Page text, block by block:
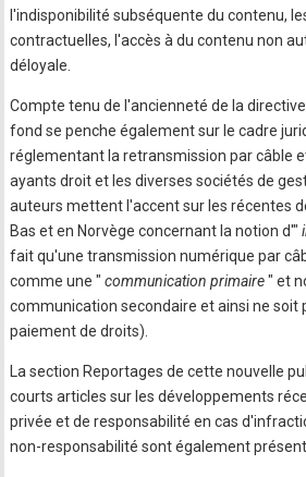
l'indisponibilité subséquente du contenu,
contractuelles, l'accès à du contenu non
déloyale.
Compte tenu de l'ancienneté de la
fond se penche également sur le cadre
réglementant la retransmission par câble
ayants droit et les diverses sociétés de
auteurs mettent l'accent sur les récentes
Bas et en Norvège concernant la notion d'"
fait qu'une transmission numérique par
comme une " communication primaire" et
communication secondaire et ainsi ne soit
paiement de droits).
La section Reportages de cette nouvelle
courts articles sur les développements
privée et de responsabilité en cas
non-responsabilité sont également